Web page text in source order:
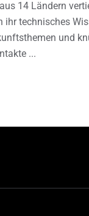
14 Ländern
ihr technisches
und